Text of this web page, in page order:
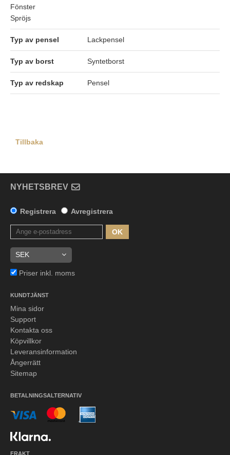
Fönster
Spröjs
Typ av pensel Lackpensel
Typ av borst Syntetborst
Typ av redskap Pensel
Tillbaka
NYHETSBREV
Registrera Avregistrera
OK
Priser inkl. moms
KUNDTJÄNST
Mina sidor
Support
Kontakta oss
Köpvillkor
Leveransinformation
Ångerrätt
Sitemap
BETALNINGSALTERNATIV
FRAKT